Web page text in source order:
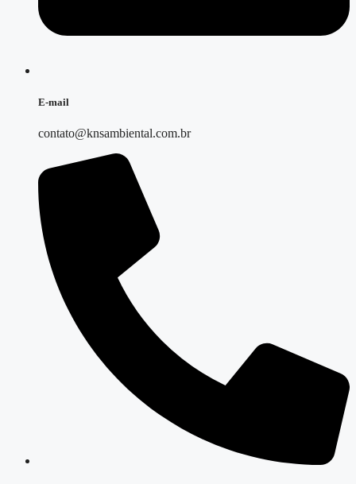
E-mail
contato@knsambiental.com.br